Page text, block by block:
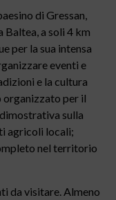
di Gressan,
a soli 4 km
per la sua intensa
eventi e
e la cultura
organizzato per il
sulla
agricoli locali;
nel territorio
da visitare. Almeno